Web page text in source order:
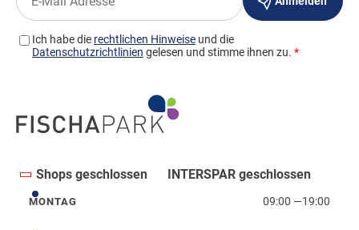
Shops geschlossen INTERSPAR geschlossen
Montag
MONTAG 09:00 —19:00